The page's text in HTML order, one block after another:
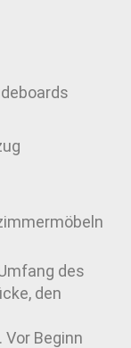
des
den
Beginn